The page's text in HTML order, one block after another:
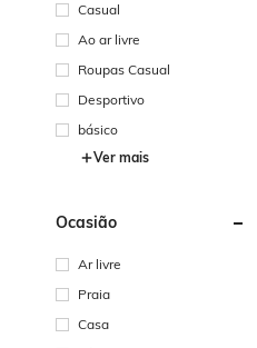
Casual
Ao ar livre
Roupas Casual
Desportivo
básico
Ver mais
Ocasião
Ar livre
Praia
Casa